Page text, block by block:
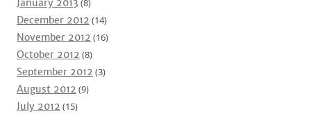
December 2012 (14)
November 2012 (16)
October 2012 (8)
September 2012 (3)
August 2012 (9)
July 2012 (15)